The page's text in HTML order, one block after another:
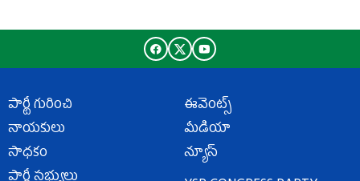
పార్టీ గురించి
నాయకులు
సాధకం
ఈవెంట్స్
మీడియా
న్యూస్